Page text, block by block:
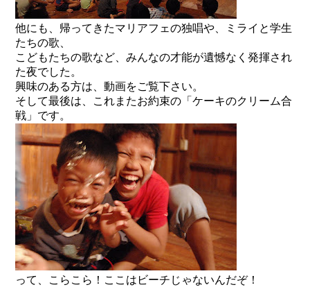
他にも、帰ってきたマリアフェの独唱や、ミライと学生
たちの歌、
こどもたちの歌など、みんなの才能が遺憾なく発揮され
た夜でした。
興味のある方は、動画をご覧下さい。
そして最後は、これまたお約束の「ケーキのクリーム合
戦」です。
って、こらこら！ここはビーチじゃないんだぞ！